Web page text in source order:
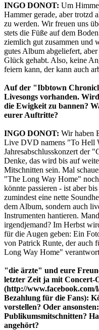
INGO DONOT: Um
Hammer gerade, aber trotzd
zu werden. Wir freuen uns
stets die Füße auf dem
ziemlich gut zusammen und
gutes Album abgeliefert,
Glück gehabt. Also, keine
feiern kann, der kann auch
Auf der "Ibbtown
Livesongs vorhanden.
die Ewigkeit zu bannen?
eurer Auftritte?
INGO DONOT: Wir haben
Live DVD namens "To Hell
Jahresabschlusskonzert der
Denke, das wird bis auf
Mitschnitten sein. Mal
"The Long Way Home"
könnte passieren - ist aber
zumindest eine nette
dem Album, sondern auch
Instrumenten hantieren.
irgendjemand? Im Herbst
für die Augen geben: Ein
von Patrick Runte, der auch
Long Way Home"
"die ärzte" und eure
letzter Zeit ja mit
(http://www.facebook.com/
Bezahlung für die Fans):
vorstellen? Oder
Publikumsmitschnitten?
angehört?